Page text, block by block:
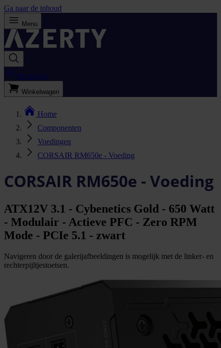
Ga naar de inhoud
Menu
Bestellijst
Winkelwagen
Home
Componenten
Voedingen
CORSAIR RM650e - Voeding
CORSAIR RM650e - Voeding
ATX12V 3.1 - Cybenetics Gold - 650 Watt
- Modulair - Actieve PFC - Zero RPM
Mode - PCIe 5.1 - zwart
Navigeren door de galerijafbeeldingen is mogelijk met de linker- en
rechterpijltjestoetsen.